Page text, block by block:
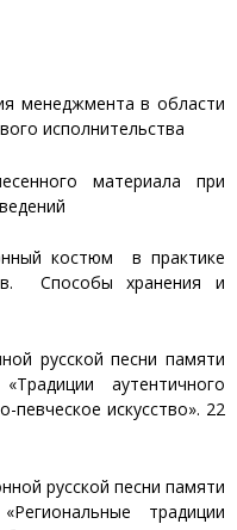
менеджмента в области
исполнительства
материала при
костюм в практике
Способы хранения и
русской песни памяти
аутентичного
певческое искусство». 22
русской песни памяти
традиции